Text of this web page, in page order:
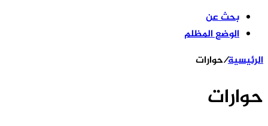
بحث عن
الوضع المظلم
الرئيسية/حوارات
حوارات